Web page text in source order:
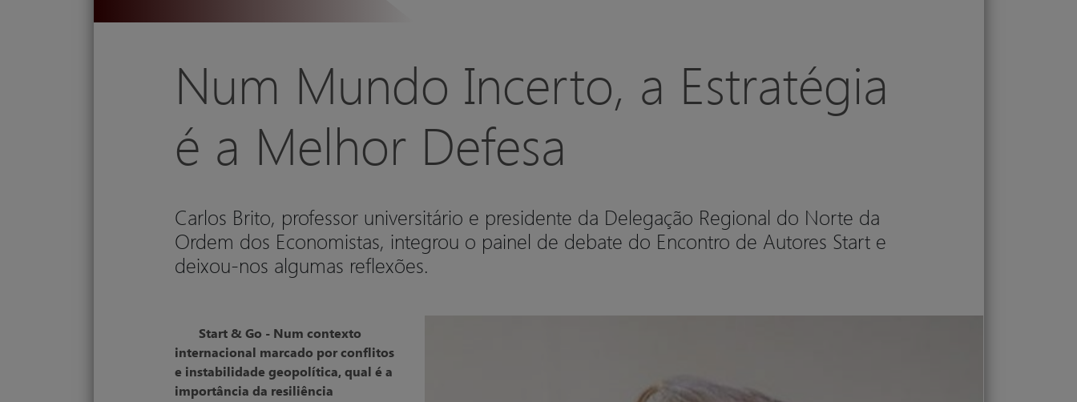
Num Mundo Incerto, a Estratégia
é a Melhor Defesa
Carlos Brito, professor universitário e presidente da Delegação Regional do Norte da
Ordem dos Economistas, integrou o painel de debate do Encontro de Autores Start e
deixou-nos algumas reflexões.
Start & Go - Num contexto
internacional marcado por conflitos
e instabilidade geopolítica, qual é a
importância da resiliência